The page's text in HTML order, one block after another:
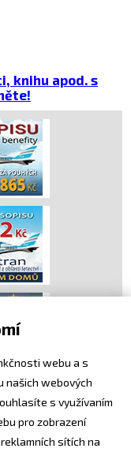
knihu apod. s
webu a s
našich webových
s využívaním
pro zobrazení
sítích na